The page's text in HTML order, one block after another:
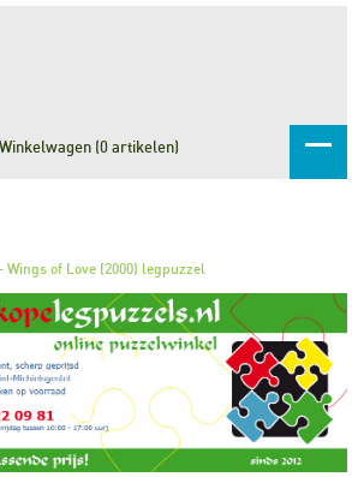
Winkelwagen (0 artikelen)
of Love (2000) legpuzzel